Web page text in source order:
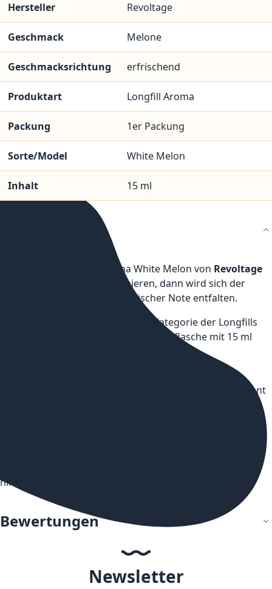
Hersteller Revoltage
Geschmack Melone
Geschmacksrichtung erfrischend
Produktart Longfill Aroma
Packung 1er Packung
Sorte/Model White Melon
Inhalt 15 ml
Wenn Sie das Longfill Aroma White Melon von Revoltage
mit Ihrer E-Zigarette kombinieren, dann wird sich der
Geschmack von Melone mit frischer Note entfalten.
Da es sich um ein Aroma aus der Kategorie der Longfills
handelt, erhalten Sie eine 75 ml Liquidflasche mit 15 ml
konzentrierte Gemische sind und daher nicht unverdünnt
hinzugegeben werden.
Bewertungen
Newsletter